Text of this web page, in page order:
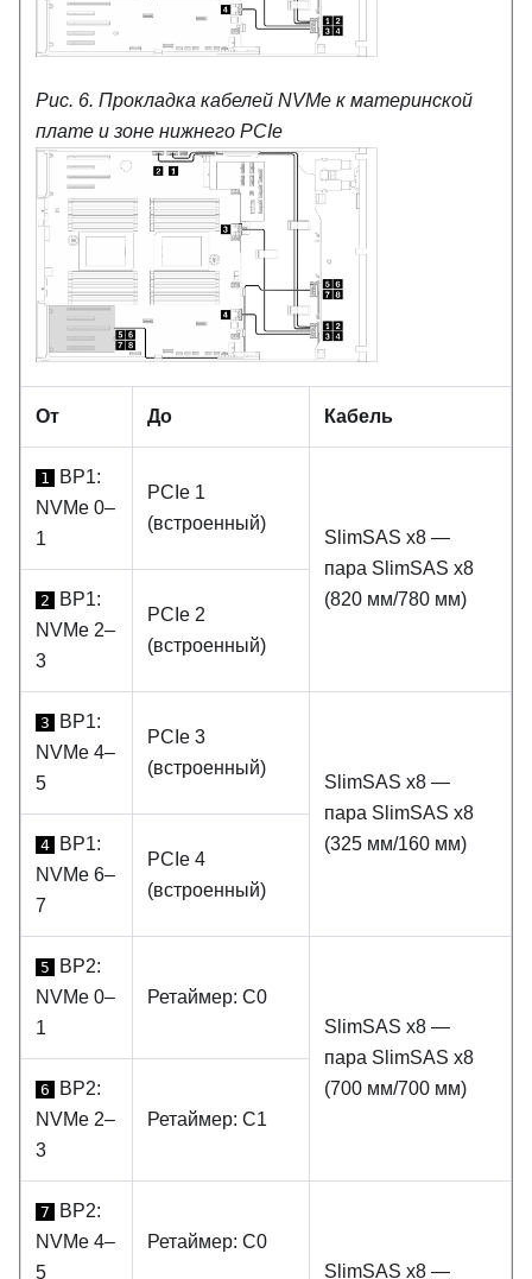
Рис. 6. Прокладка кабелей NVMe к материнской
плате и зоне нижнего PCIe
От До Кабель
1
BP1:
NVMe 0–
1
PCIe 1
(встроенный)
SlimSAS x8 —
пара SlimSAS x8
(820 мм/780 мм)
2
BP1:
NVMe 2–
3
PCIe 2
(встроенный)
3
BP1:
NVMe 4–
5
PCIe 3
(встроенный)
SlimSAS x8 —
пара SlimSAS x8
(325 мм/160 мм)
4
BP1:
NVMe 6–
7
PCIe 4
(встроенный)
5
BP2:
NVMe 0–
1
Ретаймер: C0
SlimSAS x8 —
пара SlimSAS x8
(700 мм/700 мм)
6
BP2:
NVMe 2–
3
Ретаймер: C1
7
BP2:
NVMe 4–
5
Ретаймер: C0
SlimSAS x8 —